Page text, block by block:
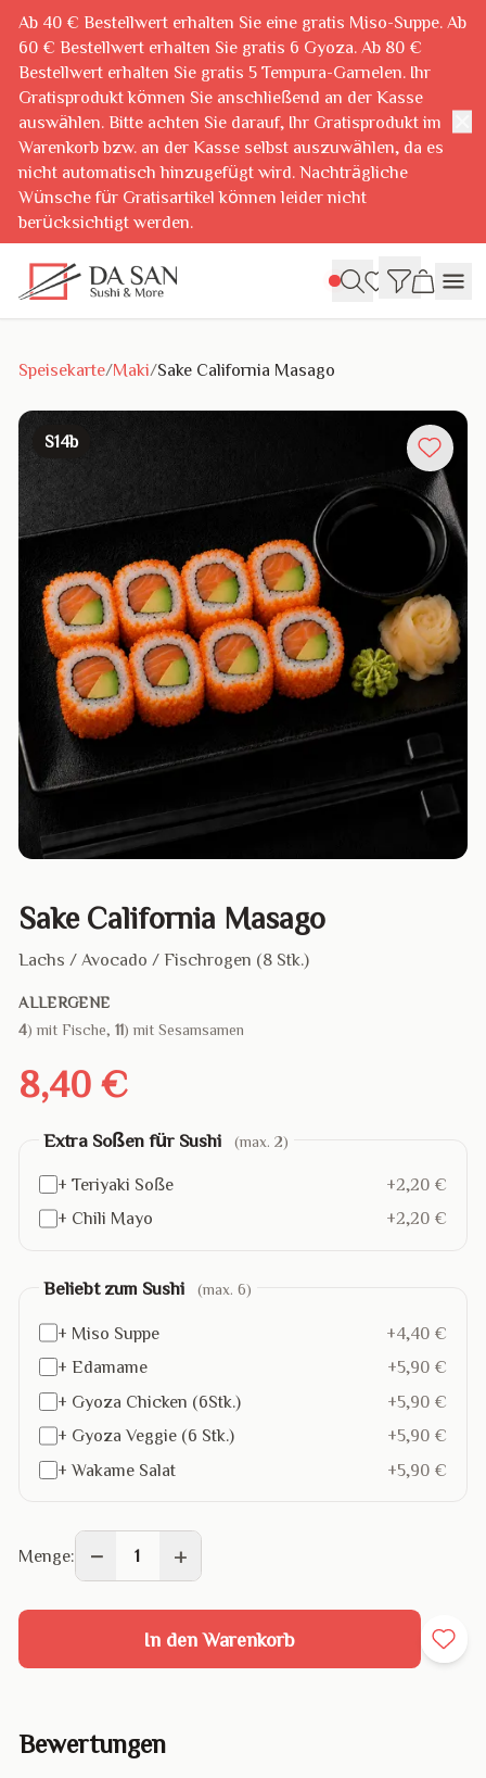
Ab 40 € Bestellwert erhalten Sie eine gratis Miso-Suppe. Ab
60 € Bestellwert erhalten Sie gratis 6 Gyoza. Ab 80 €
Bestellwert erhalten Sie gratis 5 Tempura-Garnelen. Ihr
Gratisprodukt können Sie anschließend an der Kasse
auswählen. Bitte achten Sie darauf, Ihr Gratisprodukt im
Warenkorb bzw. an der Kasse selbst auszuwählen, da es
nicht automatisch hinzugefügt wird. Nachträgliche
Wünsche für Gratisartikel können leider nicht
berücksichtigt werden.
Speisekarte/Maki/Sake California Masago
S14b
Sake California Masago
Lachs / Avocado / Fischrogen (8 Stk.)
ALLERGENE
4) mit Fische,11) mit Sesamsamen
8,40 €
Extra Soßen für Sushi (max. 2)
+ Teriyaki Soße
+2,20 €
+ Chili Mayo
+2,20 €
Beliebt zum Sushi (max. 6)
+ Miso Suppe
+4,40 €
+ Edamame
+5,90 €
+ Gyoza Chicken (6Stk.)
+5,90 €
+ Gyoza Veggie (6 Stk.)
+5,90 €
+ Wakame Salat
+5,90 €
Menge: − 1 +
In den Warenkorb
Bewertungen